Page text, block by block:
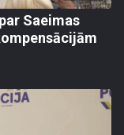
Saeimas